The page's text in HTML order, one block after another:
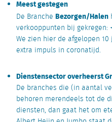
Meest gestegen
De Branche Bezorgen/Halen
verkooppunten bij gekregen:
We zien hier de afgelopen
extra impuls in coronatijd.
Dienstensector overheerst
De branches die (in aantal
behoren merendeels tot de
diensten, dan gaat het om